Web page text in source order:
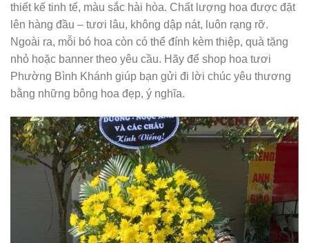
thiết kế tinh tế, màu sắc hài hòa. Chất lượng hoa được đặt
lên hàng đầu – tươi lâu, không dập nát, luôn rạng rỡ.
Ngoài ra, mỗi bó hoa còn có thể đính kèm thiệp, quà tặng
nhỏ hoặc banner theo yêu cầu. Hãy để shop hoa tươi
Phường Bình Khánh giúp bạn gửi đi lời chúc yêu thương
bằng những bông hoa đẹp, ý nghĩa.